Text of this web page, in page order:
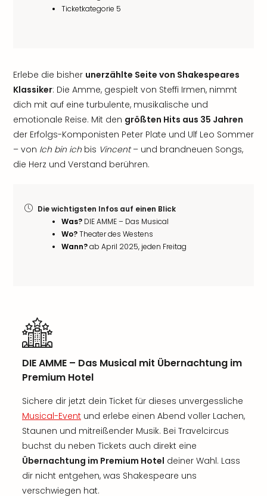
Ticketkategorie 5
Erlebe die bisher unerzählte Seite von Shakespeares
Klassiker: Die Amme, gespielt von Steffi Irmen, nimmt
dich mit auf eine turbulente, musikalische und
emotionale Reise. Mit den größten Hits aus 35 Jahren
der Erfolgs-Komponisten Peter Plate und Ulf Leo Sommer
– von Ich bin ich bis Vincent– und brandneuen Songs,
die Herz und Verstand berühren.
Die wichtigsten Infos auf einen Blick
Was? DIE AMME – Das Musical
Wo?Theater des Westens
Wann?ab April 2025, jeden Freitag
DIE AMME – Das Musical mit Übernachtung im
Premium Hotel
Sichere dir jetzt dein Ticket für dieses unvergessliche
Musical-Event und erlebe einen Abend voller Lachen,
Staunen und mitreißender Musik. Bei Travelcircus
buchst du neben Tickets auch direkt eine
Übernachtung im Premium Hotel deiner Wahl. Lass
dir nicht entgehen, was Shakespeare uns
verschwiegen hat.